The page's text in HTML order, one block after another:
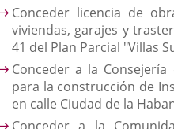
Conceder licencia de
viviendas, garajes y
41 del Plan Parcial "Villas
Conceder a la
para la construcción de
en calle Ciudad de la